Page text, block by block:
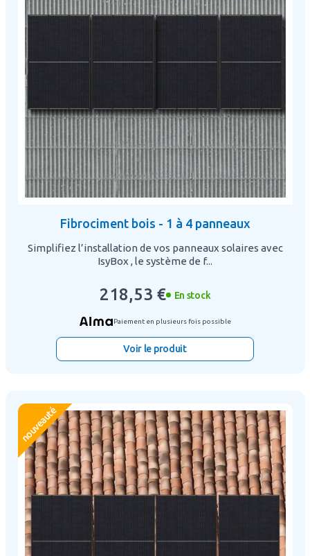
Fibrociment bois - 1 à 4 panneaux
Simplifiez l’installation de vos panneaux solaires avec
IsyBox , le système de f...
218,53 € En stock
Paiement en plusieurs fois possible
Voir le produit
nouveauté